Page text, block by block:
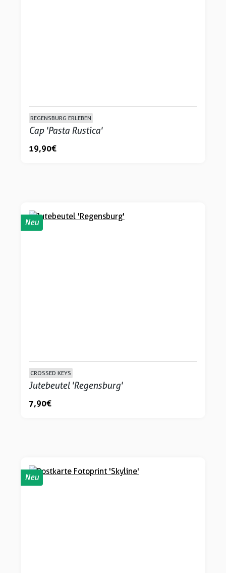
REGENSBURG ERLEBEN
Cap 'Pasta Rustica'
19,90 €
Neu
CROSSED KEYS
Jutebeutel 'Regensburg'
7,90 €
Neu